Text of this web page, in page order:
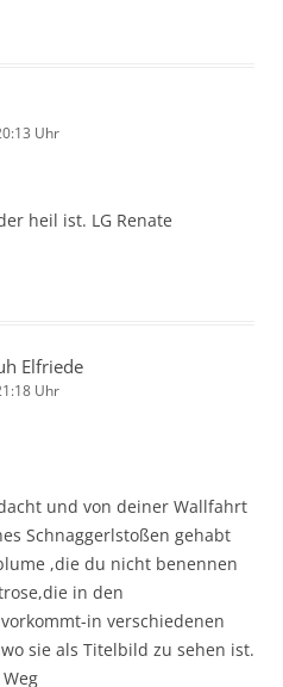
Uhr
heil ist. LG Renate
Elfriede
Uhr
und von deiner Wallfahrt
Schnaggerlstoßen gehabt
,die du nicht benennen
in den
in verschiedenen
sie als Titelbild zu sehen ist.